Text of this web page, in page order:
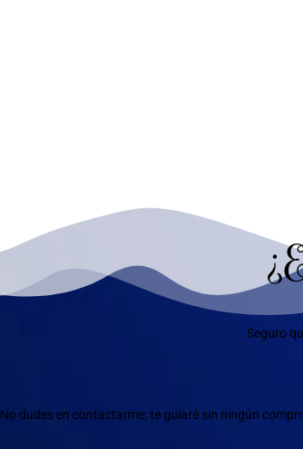
Seguro
No dudes en contactarme; te guiaré sin ningún